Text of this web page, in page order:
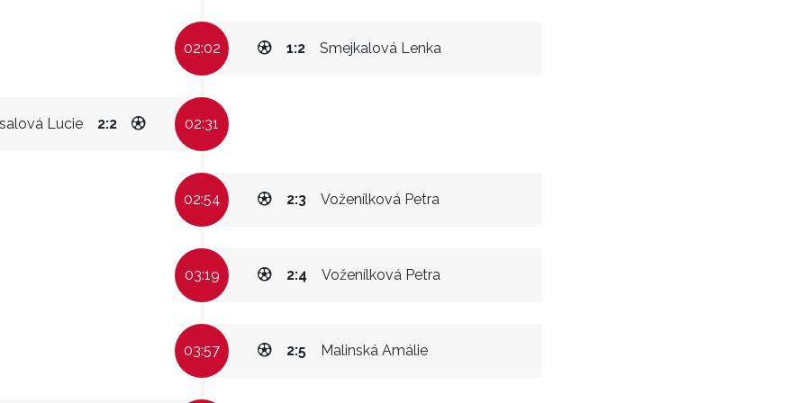
02:02 Smejkalová Lenka
1:2
Lucie 2:2 02:31
02:54 Voženílková Petra
2:3
03:19 Voženílková Petra
2:4
03:57 Malinská Amálie
2:5